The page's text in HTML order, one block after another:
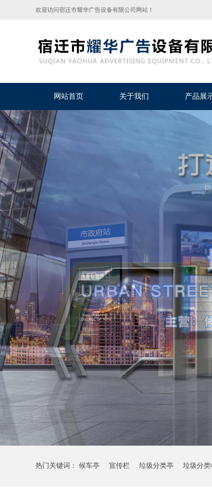
欢迎访问宿迁市耀华广告设备有限公司网站！
网站首页 关于我们 产品展
热门关键词： 候车亭 宣传栏 垃圾分类亭 垃圾分